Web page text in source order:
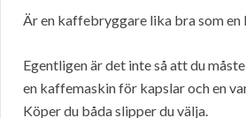
Är en kaffebryggare lika bra som en
Egentligen är det inte så att du
en kaffemaskin för kapslar och en
Köper du båda slipper du välja.